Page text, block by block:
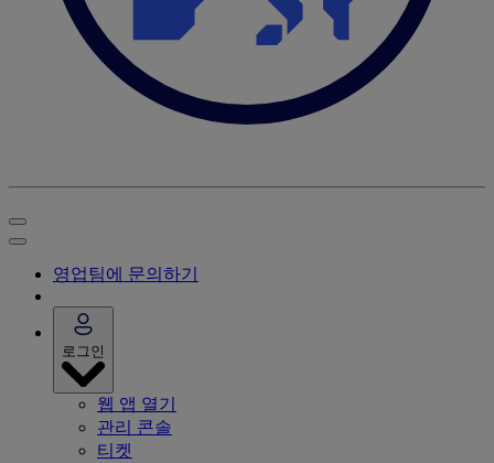
영업팀에 문의하기
로그인
웹 앱 열기
관리 콘솔
티켓